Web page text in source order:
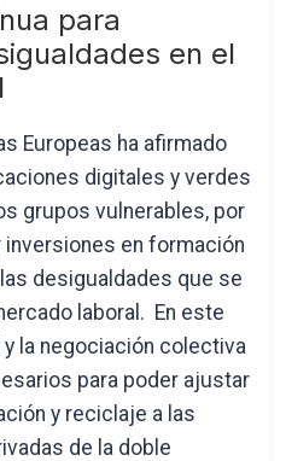
para
en el
Europeas ha afirmado
digitales y verdes
grupos vulnerables, por
en formación
desigualdades que se
laboral. En este
la negociación colectiva
para poder ajustar
y reciclaje a las
de la doble